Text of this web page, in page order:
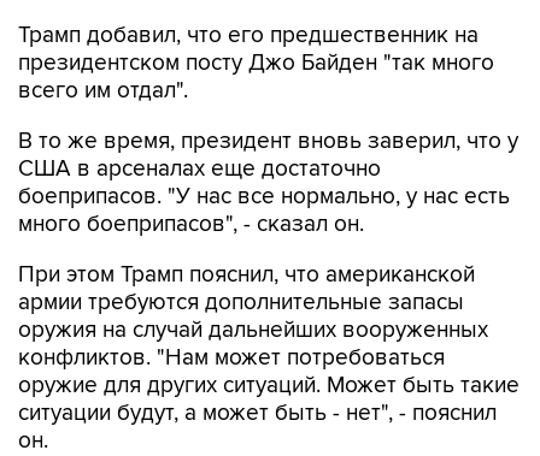
Трамп добавил, что его предшественник на
президентском посту Джо Байден "так много
всего им отдал".
В то же время, президент вновь заверил, что у
США в арсеналах еще достаточно
боеприпасов. "У нас все нормально, у нас есть
много боеприпасов", - сказал он.
При этом Трамп пояснил, что американской
армии требуются дополнительные запасы
оружия на случай дальнейших вооруженных
конфликтов. "Нам может потребоваться
оружие для других ситуаций. Может быть такие
ситуации будут, а может быть - нет", - пояснил
он.